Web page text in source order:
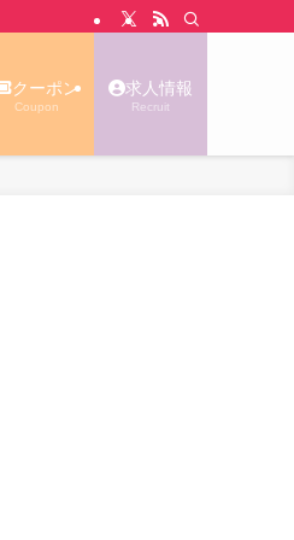
クーポン
Coupon
求人情報
Recruit